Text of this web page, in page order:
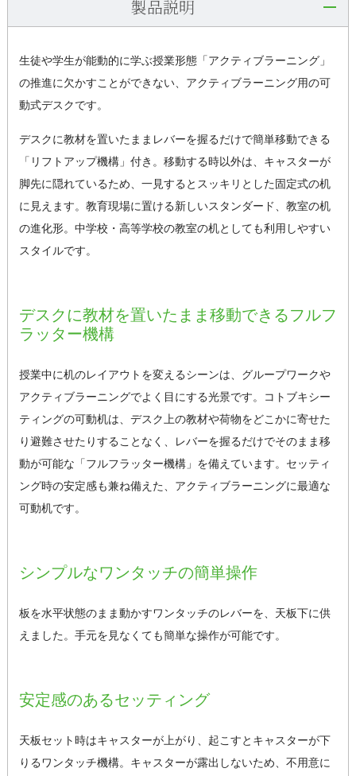
製品説明
生徒や学生が能動的に学ぶ授業形態「アクティブラーニング」
の推進に欠かすことができない、アクティブラーニング用の可
動式デスクです。
デスクに教材を置いたままレバーを握るだけで簡単移動できる
「リフトアップ機構」付き。移動する時以外は、キャスターが
脚先に隠れているため、一見するとスッキリとした固定式の机
に見えます。教育現場に置ける新しいスタンダード、教室の机
の進化形。中学校・高等学校の教室の机としても利用しやすい
スタイルです。
デスクに教材を置いたまま移動できるフルフ
ラッター機構
授業中に机のレイアウトを変えるシーンは、グループワークや
アクティブラーニングでよく目にする光景です。コトブキシー
ティングの可動机は、デスク上の教材や荷物をどこかに寄せた
り避難させたりすることなく、レバーを握るだけでそのまま移
動が可能な「フルフラッター機構」を備えています。セッティ
ング時の安定感も兼ね備えた、アクティブラーニングに最適な
可動机です。
シンプルなワンタッチの簡単操作
板を水平状態のまま動かすワンタッチのレバーを、天板下に供
えました。手元を見なくても簡単な操作が可能です。
安定感のあるセッティング
天板セット時はキャスターが上がり、起こすとキャスターが下
りるワンタッチ機構。キャスターが露出しないため、不用意に